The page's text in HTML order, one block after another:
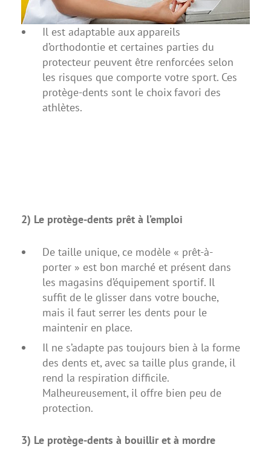
Il est adaptable auxappareils
d’orthodontie et certaines parties du
protecteur peuvent être renforcées selon
les risques que comporte votre sport. Ces
protège-dents sont le choix favori des
athlètes.
2) Le protège-dents prêt à l’emploi
De taille unique, ce modèle « prêt-à-
porter » est bon marché et présent dans
les magasins d’équipement sportif. Il
suffit de le glisser dans votre bouche,
mais il faut serrer les dents pour le
maintenir en place.
Il ne s’adapte pas toujours bien à la forme
des dents et, avec sa taille plus grande, il
rend la respiration difficile.
Malheureusement, il offre bien peu de
protection.
3) Le protège-dents à bouillir et à mordre